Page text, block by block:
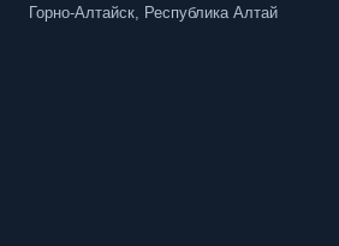
Горно-Алтайск, Республика Алтай